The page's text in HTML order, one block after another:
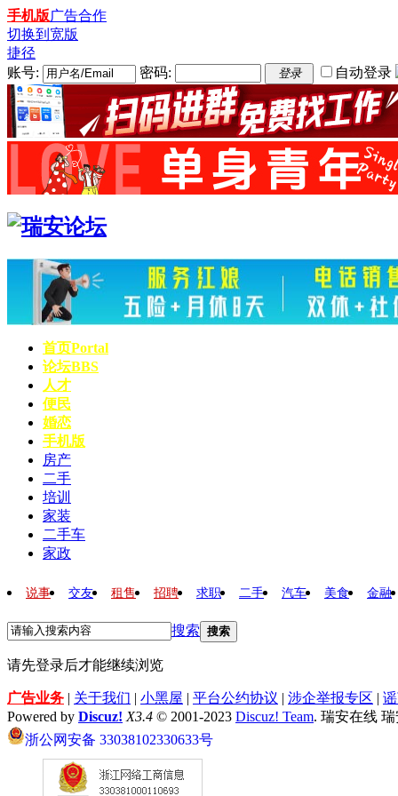
手机版广告合作
切换到宽版
捷径
账号:
密码: 登录 自动登录
首页Portal
论坛BBS
人才
便民
婚恋
手机版
房产
二手
培训
家装
二手车
家政
说事 交友 租售 招聘 求职 二手 汽车 美食 金融
搜索 搜索
请先登录后才能继续浏览
广告业务 | 关于我们 | 小黑屋 | 平台公约协议 | 涉企举报专区 |
Powered by Discuz! X3.4 © 2001-2023 Discuz! Team. 瑞安在线
浙公网安备 33038102330633号